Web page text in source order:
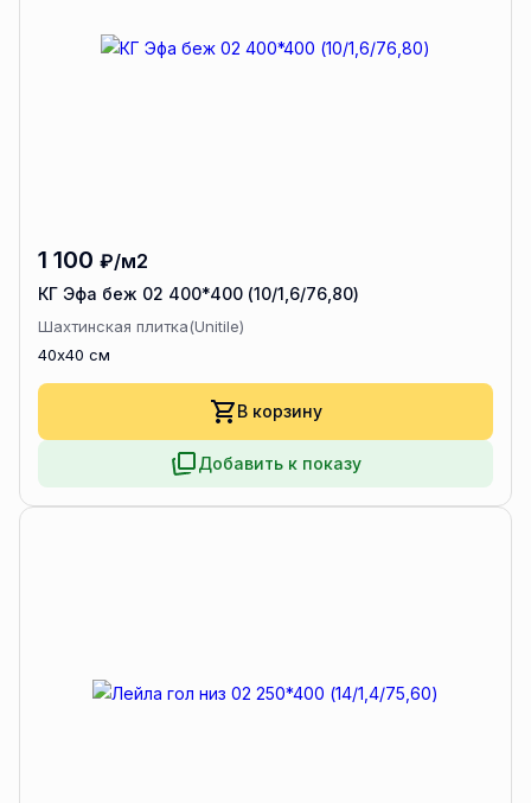
1 100 ₽/м2
КГ Эфа беж 02 400*400 (10/1,6/76,80)
Шахтинская плитка(Unitile)
40x40 см
В корзину
Добавить к показу